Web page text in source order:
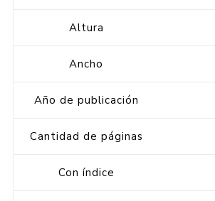
Altura
Ancho
Año de publicación
Cantidad de páginas
Con índice